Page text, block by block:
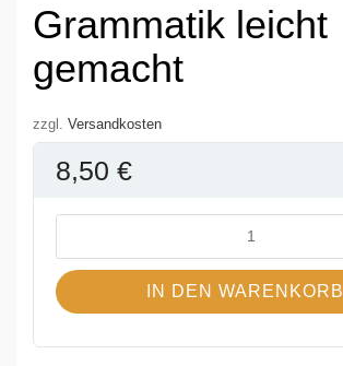
Grammatik leicht
gemacht
zzgl. Versandkosten
8,50 €
IN DEN WARENKORB